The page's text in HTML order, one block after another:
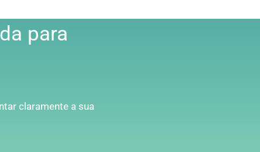
para
claramente a sua